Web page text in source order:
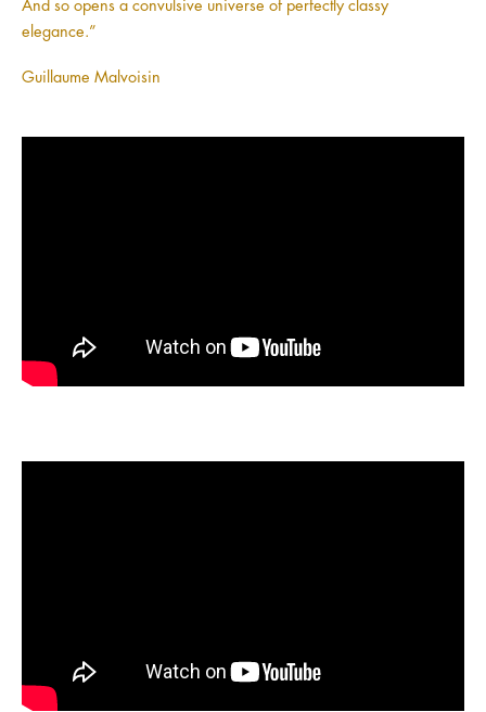
And so opens a convulsive universe of perfectly classy
elegance.”
Guillaume Malvoisin